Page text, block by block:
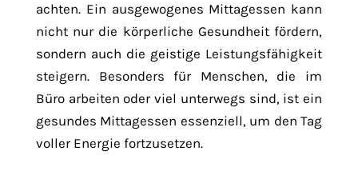
achten. Ein ausgewogenes Mittagessen kann
nicht nur die körperliche Gesundheit fördern,
sondern auch die geistige Leistungsfähigkeit
steigern. Besonders für Menschen, die im
Büro arbeiten oder viel unterwegs sind, ist ein
gesundes Mittagessen essenziell, um den Tag
voller Energie fortzusetzen.